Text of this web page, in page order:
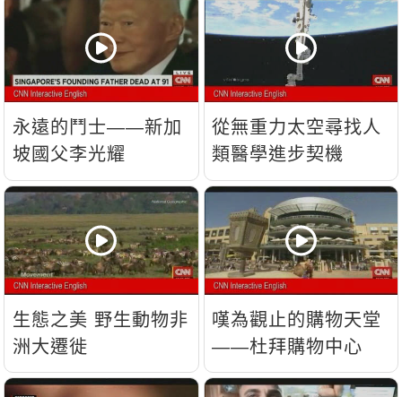
永遠的鬥士——新加
坡國父李光耀
從無重力太空尋找人
類醫學進步契機
生態之美 野生動物非
洲大遷徙
嘆為觀止的購物天堂
——杜拜購物中心